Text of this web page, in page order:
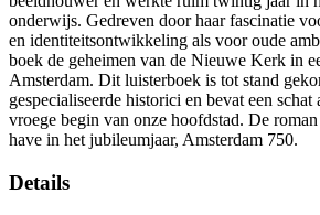
onderwijs. Gedreven door haar fascinatie
en identiteitsontwikkeling als voor oude
boek de geheimen van de Nieuwe Kerk in
Amsterdam. Dit luisterboek is tot stand
gespecialiseerde historici en bevat een
vroege begin van onze hoofdstad. De
have in het jubileumjaar, Amsterdam 750.
Details